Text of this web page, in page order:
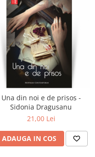
Una din noi e de prisos -
Sidonia Dragusanu
21,00 Lei
ADAUGA IN COS